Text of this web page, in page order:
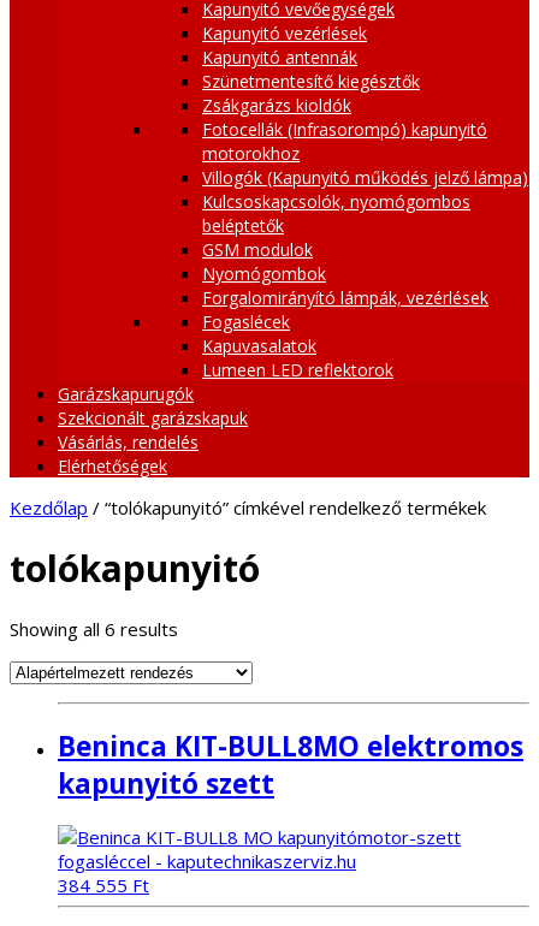
Kapunyitó vevőegységek
Kapunyitó vezérlések
Kapunyitó antennák
Szünetmentesítő kiegésztők
Zsákgarázs kioldók
Fotocellák (Infrasorompó) kapunyitó
motorokhoz
Villogók (Kapunyitó működés jelző lámpa)
Kulcsoskapcsolók, nyomógombos
beléptetők
GSM modulok
Nyomógombok
Forgalomirányító lámpák, vezérlések
Fogaslécek
Kapuvasalatok
Lumeen LED reflektorok
Garázskapurugók
Szekcionált garázskapuk
Vásárlás, rendelés
Elérhetőségek
Kezdőlap / “tolókapunyitó” címkével rendelkező termékek
tolókapunyitó
Showing all 6 results
Beninca KIT-BULL8MO elektromos
kapunyitó szett
384 555 Ft